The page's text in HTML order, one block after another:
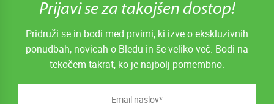
Prijavi se za takojšen dostop!
Pridruži se in bodi med prvimi, ki izve o ekskluzivnih
ponudbah, novicah o Bledu in še veliko več. Bodi na
tekočem takrat, ko je najbolj pomembno.